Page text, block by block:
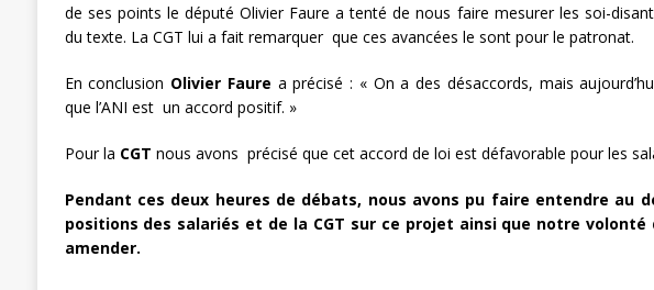
de ses points le député Olivier Faure a tenté de nous faire mesurer les soi-
du texte. La CGT lui a fait remarquer que ces avancées le sont pour le patronat.
En conclusion Olivier Faure a précisé : « On a des désaccords, mais
que l’ANI est un accord positif. »
Pour la CGT nous avons précisé que cet accord de loi est défavorable pour les
Pendant ces deux heures de débats, nous avons pu faire entendre au
positions des salariés et de la CGT sur ce projet ainsi que notre volonté
amender.